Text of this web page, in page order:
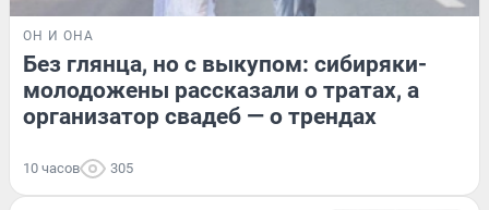
ОН И ОНА
Без глянца, но с выкупом: сибиряки-
молодожены рассказали о тратах, а
организатор свадеб — о трендах
10 часов 305